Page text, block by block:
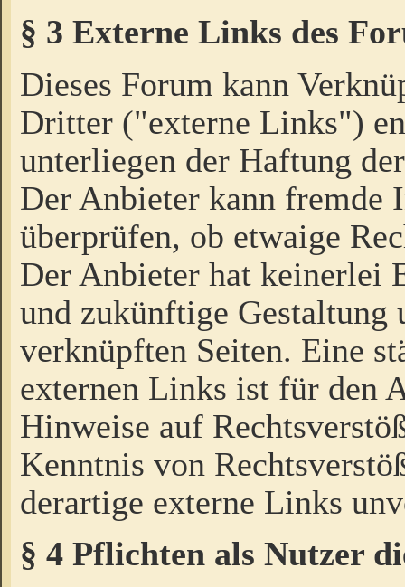
§ 3 Externe Links des
Dieses Forum kann
Dritter ("externe Links")
unterliegen der Haftung
Der Anbieter kann fremde
überprüfen, ob etwaige
Der Anbieter hat keinerlei
und zukünftige Gestaltung
verknüpften Seiten. Eine
externen Links ist für den
Hinweise auf
Kenntnis von
derartige externe Links
§ 4 Pflichten als Nutzer